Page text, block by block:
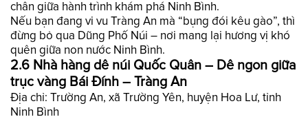
chân giữa hành trình khám phá Ninh Bình.
Nếu bạn đang vi vu Tràng An mà “bụng đói kêu gào”, thì
đừng bỏ qua Dũng Phố Núi – nơi mang lại hương vị khó
quên giữa non nước Ninh Bình.
2.6 Nhà hàng dê núi Quốc Quân – Dê ngon giữa
trục vàng Bái Đính – Tràng An
Địa chỉ: Trường An, xã Trường Yên, huyện Hoa Lư, tỉnh
Ninh Bình